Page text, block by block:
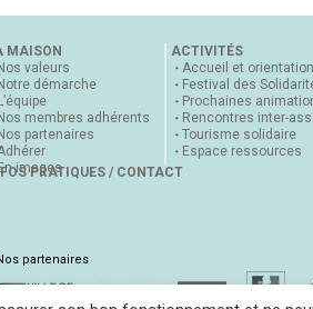
MAISON
Nos valeurs
Notre démarche
L’équipe
Nos membres adhérents
Nos partenaires
images
ACTIVITÉS
Accueil et orientation
Festival des
Prochaines
Rencontres inter-
Tourisme solidaire
Espace ressources
PRATIQUES / CONTACT
partenaires